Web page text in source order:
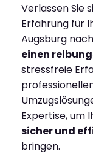
Verlassen Sie
Erfahrung für
Augsburg
einen
stressfreie
Expertise, um
sicher und
bringen.